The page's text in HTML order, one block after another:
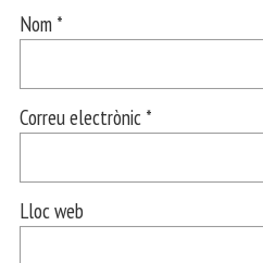
Nom *
Correu electrònic *
Lloc web